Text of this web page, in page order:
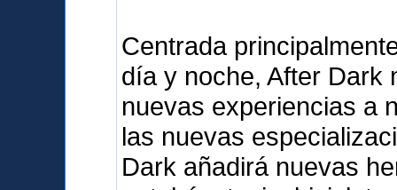
Centrada
día y noche, After Dark
nuevas experiencias a
las nuevas
Dark añadirá nuevas